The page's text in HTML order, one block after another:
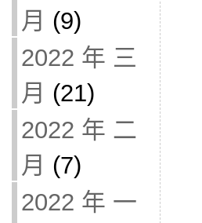
月 (9)
2022 年 三
月 (21)
2022 年 二
月 (7)
2022 年 一